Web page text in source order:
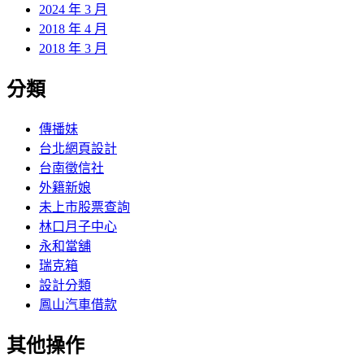
2024 年 3 月
2018 年 4 月
2018 年 3 月
分類
傳播妹
台北網頁設計
台南徵信社
外籍新娘
未上市股票查詢
林口月子中心
永和當舖
瑞克箱
設計分類
鳳山汽車借款
其他操作